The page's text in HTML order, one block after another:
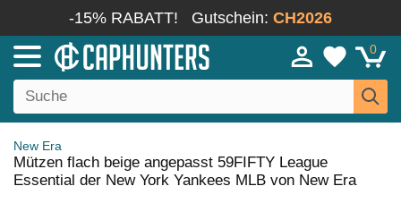
-15% RABATT! Gutschein: CH2026
0
New Era
Mützen flach beige angepasst 59FIFTY League
Essential der New York Yankees MLB von New Era